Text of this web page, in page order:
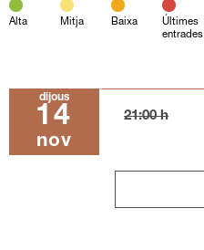
Alta Mitja Baixa
Últimes
entrades
dijous
14
nov
21:00 h